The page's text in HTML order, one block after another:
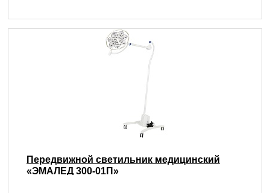
Передвижной светильник медицинский
«ЭМАЛЕД 300-01П»